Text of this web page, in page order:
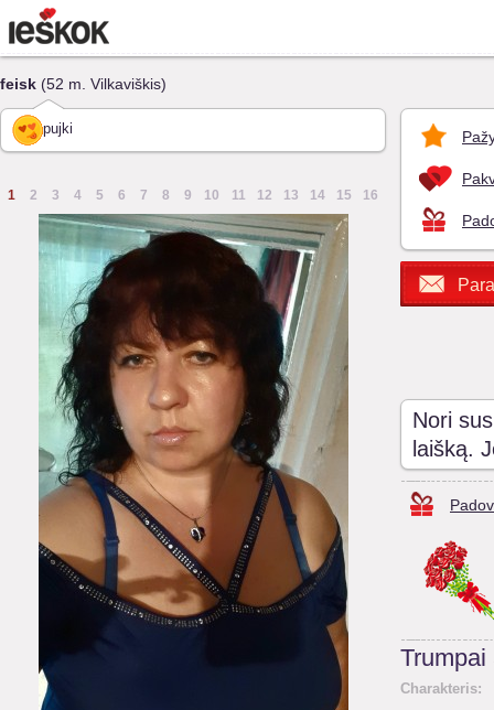
feisk (52 m. Vilkaviškis)
pujki
1 2 3 4 5 6 7 8 9 10 11 12 13 14 15 16
Nori
laišką.
Trumpai
Charakteris: